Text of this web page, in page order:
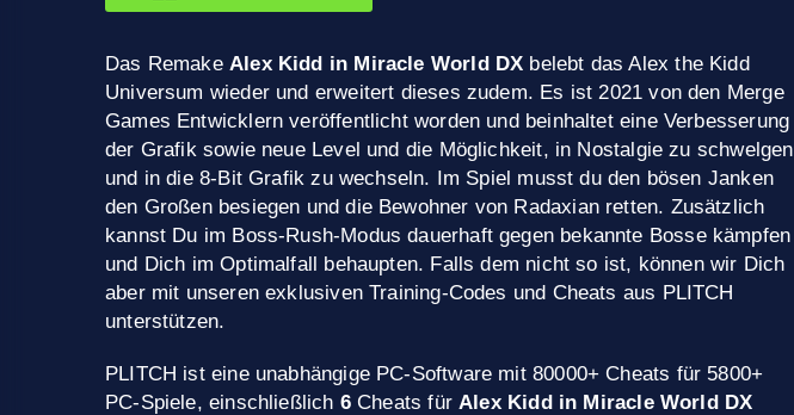
Das RemakeAlex Kidd in Miracle World DX belebt das Alex the Kidd
Universum wieder und erweitert dieses zudem. Es ist 2021 von den Merge
Games Entwicklern veröffentlicht worden und beinhaltet eine Verbesserung
der Grafik sowie neue Level und die Möglichkeit, in Nostalgie zu schwelgen
und in die 8-Bit Grafik zu wechseln. Im Spiel musst du den bösen Janken
den Großen besiegen und die Bewohner von Radaxian retten. Zusätzlich
kannst Du im Boss-Rush-Modus dauerhaft gegen bekannte Bosse kämpfen
und Dich im Optimalfall behaupten. Falls dem nicht so ist, können wir Dich
aber mit unseren exklusiven Training-Codes und Cheats aus PLITCH
unterstützen.
PLITCH ist eine unabhängige PC-Software mit 80000+ Cheats für 5800+
PC-Spiele, einschließlich 6Cheats fürAlex Kidd in Miracle World DX